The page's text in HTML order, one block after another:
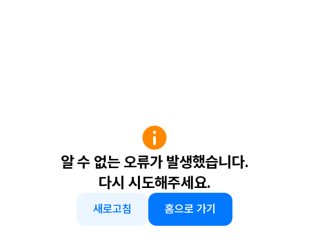
알 수 없는 오류가 발생했습니다.
다시 시도해주세요.
새로고침 홈으로 가기